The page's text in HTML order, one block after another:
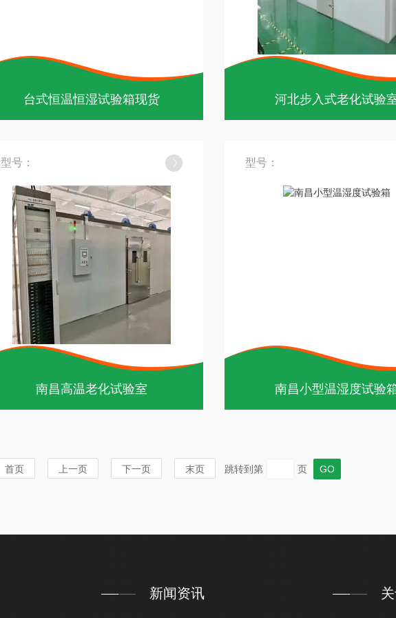
台式恒温恒湿试验箱现货 河北步入式老化试验
型号：
南昌高温老化试验室
型号：
南昌小型温湿度试验
首页 上一页 下一页 末页 跳转到第 页
新闻资讯